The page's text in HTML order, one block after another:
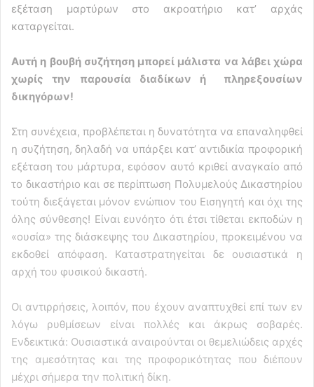
εξέταση μαρτύρων στο ακροατήριο κατ’ αρχάς
καταργείται.
Αυτή η βουβή συζήτηση μπορεί μάλιστα να λάβει χώρα
χωρίς την παρουσία διαδίκων ή πληρεξουσίων
δικηγόρων!
Στη συνέχεια, προβλέπεται η δυνατότητα να επαναληφθεί
η συζήτηση, δηλαδή να υπάρξει κατ’ αντιδικία προφορική
εξέταση του μάρτυρα, εφόσον αυτό κριθεί αναγκαίο από
το δικαστήριο και σε περίπτωση Πολυμελούς Δικαστηρίου
τούτη διεξάγεται μόνον ενώπιον του Εισηγητή και όχι της
όλης σύνθεσης! Είναι ευνόητο ότι έτσι τίθεται εκποδών η
«ουσία» της διάσκεψης του Δικαστηρίου, προκειμένου να
εκδοθεί απόφαση. Καταστρατηγείται δε ουσιαστικά η
αρχή του φυσικού δικαστή.
Οι αντιρρήσεις, λοιπόν, που έχουν αναπτυχθεί επί των εν
λόγω ρυθμίσεων είναι πολλές και άκρως σοβαρές.
Ενδεικτικά: Ουσιαστικά αναιρούνται οι θεμελιώδεις αρχές
της αμεσότητας και της προφορικότητας που διέπουν
μέχρι σήμερα την πολιτική δίκη.